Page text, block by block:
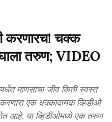
करणारच! चक्क
तरुण; VIDEO
माणसाचा जीव किती स्वस्त
एक धक्कादायक व्हिडीओ
आहे. या व्हिडीओमध्ये एक तरुण